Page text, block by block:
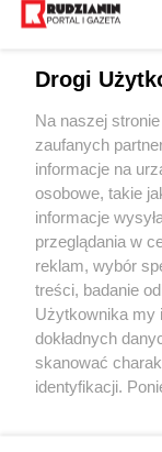
Wydawca mediów
Nie zapomnij
zapoznać się z:
Twojemiasto
Piekary Śląskie
Chorzów
Tarnowskie Góry
Drogi
Na naszej
zaufanych
informacje na
osobowe, takie
informacje
przeglądania w
reklam, wybór
treści, badanie
Użytkownika my
dokładnych
skanować
identyfikacji.